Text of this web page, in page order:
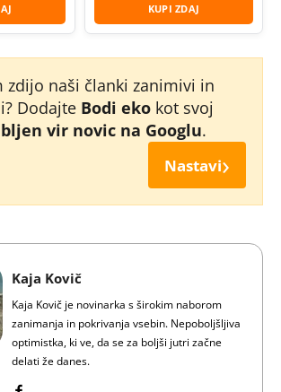
KUPI ZDAJ
zdijo naši članki zanimivi in
Dodajte Bodi eko kot svoj
vir novic na Googlu.
Nastavi›
Kaja Kovič
Kaja Kovič je novinarka s širokim naborom
zanimanja in pokrivanja vsebin. Nepoboljšljiva
optimistka, ki ve, da se za boljši jutri začne
delati že danes.